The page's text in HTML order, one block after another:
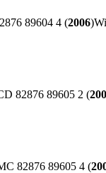
89604 4 (2006)
82876 89605 2 (
82876 89605 4 (